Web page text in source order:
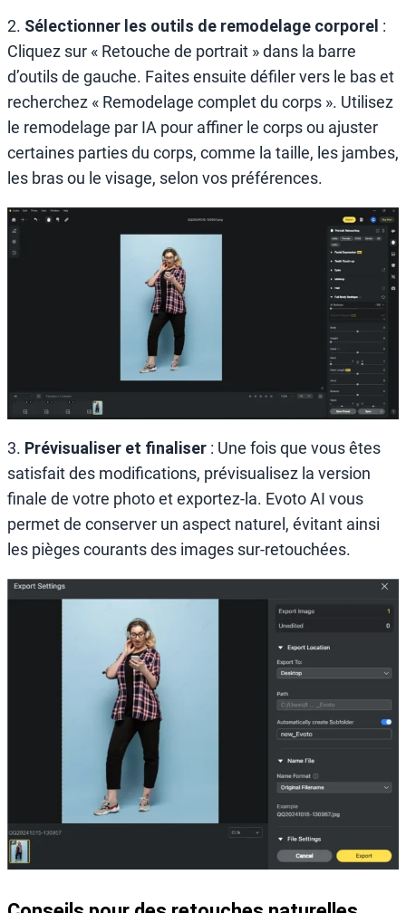
2. Sélectionner les outils de remodelage corporel :
Cliquez sur « Retouche de portrait » dans la barre
d’outils de gauche. Faites ensuite défiler vers le bas et
recherchez « Remodelage complet du corps ». Utilisez
le remodelage par IA pour affiner le corps ou ajuster
certaines parties du corps, comme la taille, les jambes,
les bras ou le visage, selon vos préférences.
3. Prévisualiser et finaliser : Une fois que vous êtes
satisfait des modifications, prévisualisez la version
finale de votre photo et exportez-la. Evoto AI vous
permet de conserver un aspect naturel, évitant ainsi
les pièges courants des images sur-retouchées.